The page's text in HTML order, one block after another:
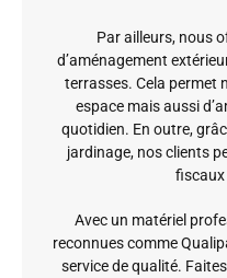
Par ailleurs, nous
d’aménagement
terrasses. Cela permet
espace mais aussi
quotidien. En outre,
jardinage, nos clients
Avec un matériel
reconnues comme
service de qualité.